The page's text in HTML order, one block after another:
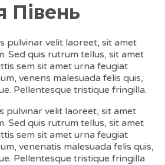
Півень
pulvinar velit laoreet, sit amet
Sed quis rutrum tellus, sit amet
sem sit amet urna feugiat
venens malesuada felis quis,
Pellentesque tristique fringilla.
pulvinar velit laoreet, sit amet
Sed quis rutrum tellus, sit amet
sem sit amet urna feugiat
venenatis malesuada felis quis,
Pellentesque tristique fringilla